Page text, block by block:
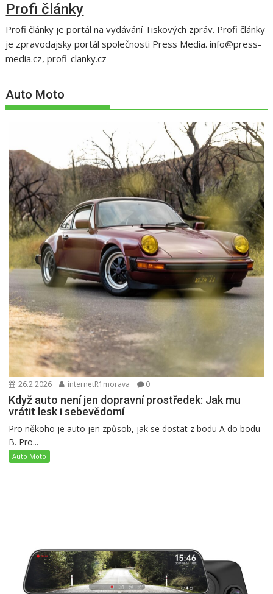
Profi články
Profi články je portál na vydávání Tiskových zpráv. Profi články
je zpravodajsky portál společnosti Press Media. info@press-
media.cz, profi-clanky.cz
Auto Moto
26.2.2026 internetR1morava 0
Když auto není jen dopravní prostředek: Jak mu
vrátit lesk i sebevědomí
Pro někoho je auto jen způsob, jak se dostat z bodu A do bodu
B. Pro...
Auto Moto